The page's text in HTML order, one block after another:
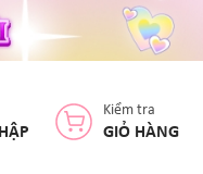
Kiểm tra
GIỎ HÀNG